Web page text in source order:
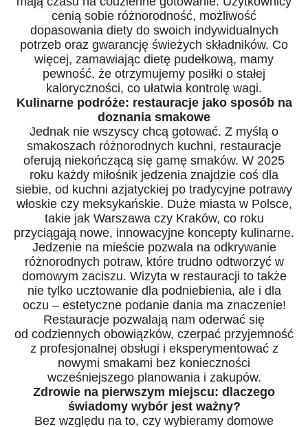
cenią sobie różnorodność, możliwość
dopasowania diety do swoich indywidualnych
potrzeb oraz gwarancję świeżych składników. Co
więcej, zamawiając dietę pudełkową, mamy
pewność, że otrzymujemy posiłki o stałej
kaloryczności, co ułatwia kontrolę wagi.
Kulinarne podróże: restauracje jako sposób na
doznania smakowe
Jednak nie wszyscy chcą gotować. Z myślą o
smakoszach różnorodnych kuchni, restauracje
oferują niekończącą się gamę smaków. W 2025
roku każdy miłośnik jedzenia znajdzie coś dla
siebie, od kuchni azjatyckiej po tradycyjne potrawy
włoskie czy meksykańskie. Duże miasta w Polsce,
takie jak Warszawa czy Kraków, co roku
przyciągają nowe, innowacyjne koncepty kulinarne.
Jedzenie na mieście pozwala na odkrywanie
różnorodnych potraw, które trudno odtworzyć w
domowym zaciszu. Wizyta w restauracji to także
nie tylko ucztowanie dla podniebienia, ale i dla
oczu – estetyczne podanie dania ma znaczenie!
Restauracje pozwalają nam oderwać się
od codziennych obowiązków, czerpać przyjemność
z profesjonalnej obsługi i eksperymentować z
nowymi smakami bez konieczności
wcześniejszego planowania i zakupów.
Zdrowie na pierwszym miejscu: dlaczego
świadomy wybór jest ważny?
Bez względu na to, czy wybieramy domowe